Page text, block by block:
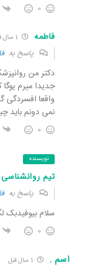
0
فاطمه
پاسخ به
دکتر من
جدیدا میرم
واقعا افسردگی
نمی دونم باید
0
نویسنده
تیم
پاسخ به
سلام بیوفیدبک
0
اسم .